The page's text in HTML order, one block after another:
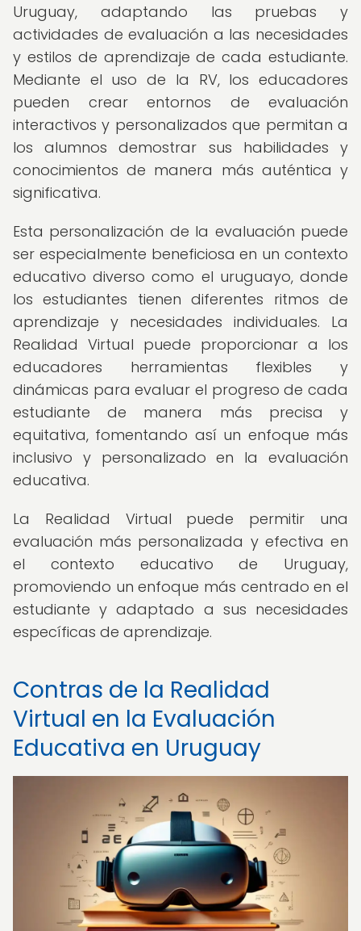
Uruguay, adaptando las pruebas y
actividades de evaluación a las necesidades
y estilos de aprendizaje de cada estudiante.
Mediante el uso de la RV, los educadores
pueden crear entornos de evaluación
interactivos y personalizados que permitan a
los alumnos demostrar sus habilidades y
conocimientos de manera más auténtica y
significativa.
Esta personalización de la evaluación puede
ser especialmente beneficiosa en un contexto
educativo diverso como el uruguayo, donde
los estudiantes tienen diferentes ritmos de
aprendizaje y necesidades individuales. La
Realidad Virtual puede proporcionar a los
educadores herramientas flexibles y
dinámicas para evaluar el progreso de cada
estudiante de manera más precisa y
equitativa, fomentando así un enfoque más
inclusivo y personalizado en la evaluación
educativa.
La Realidad Virtual puede permitir una
evaluación más personalizada y efectiva en
el contexto educativo de Uruguay,
promoviendo un enfoque más centrado en el
estudiante y adaptado a sus necesidades
específicas de aprendizaje.
Contras de la Realidad
Virtual en la Evaluación
Educativa en Uruguay